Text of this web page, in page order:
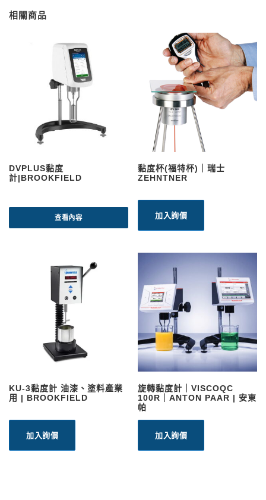
相關商品
DVPLUS黏度
計|BROOKFIELD
查看內容
黏度杯(福特杯)｜瑞士
ZEHNTNER
加入詢價
KU-3黏度計 油漆、塗料產業
用 | BROOKFIELD
加入詢價
旋轉黏度計｜VISCOQC
100R｜ANTON PAAR | 安東
帕
加入詢價